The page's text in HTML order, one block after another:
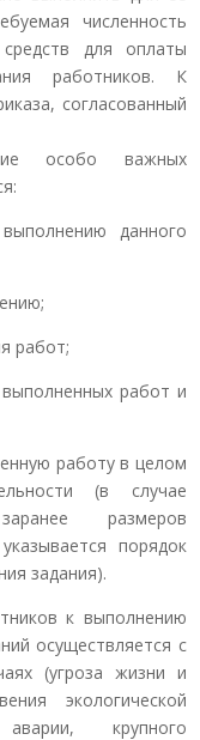
численность
для оплаты
работников. К
согласованный
особо важных
данного
работ;
работ и
работу в целом
(в случае
размеров
порядок
задания).
к выполнению
осуществляется с
(угроза жизни и
экологической
крупного